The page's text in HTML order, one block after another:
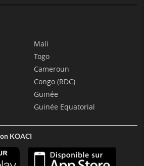
Mali
Togo
Cameroun
Congo (RDC)
Guinée
Guinée Equatorial
KOACI